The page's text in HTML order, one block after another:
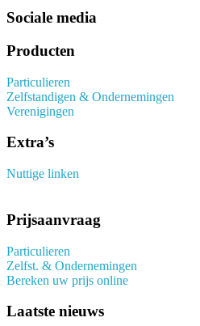
Sociale media
Producten
Particulieren
Zelfstandigen & Ondernemingen
Verenigingen
Extra’s
Nuttige linken
Prijsaanvraag
Particulieren
Zelfst. & Ondernemingen
Bereken uw prijs online
Laatste nieuws